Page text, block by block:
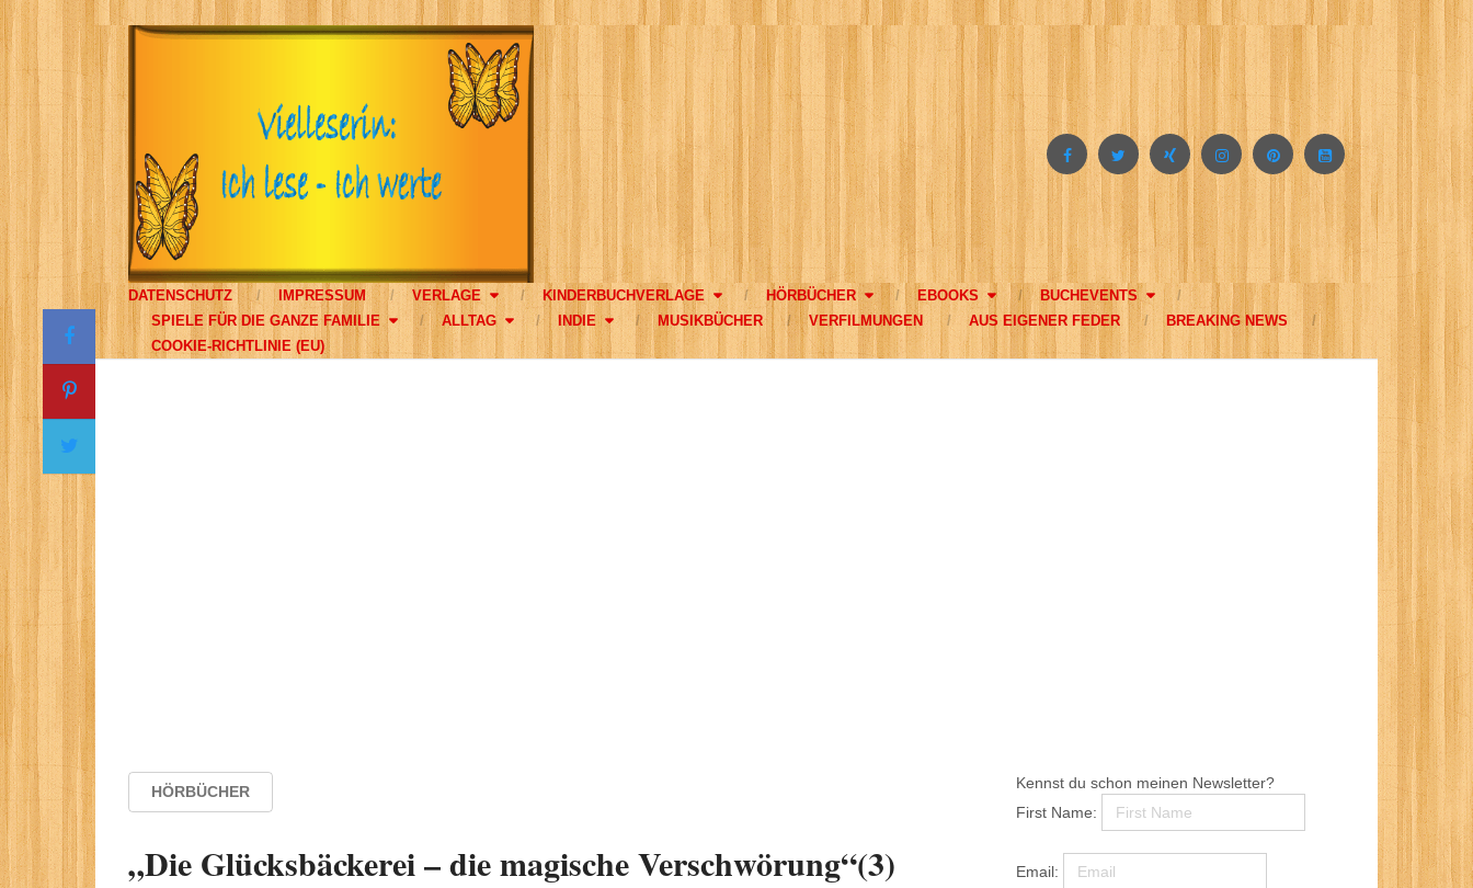
DATENSCHUTZ IMPRESSUM VERLAGE KINDERBUCHVERLAGE HÖRBÜCHER EBOOKS
BUCHEVENTS
SPIELE FÜR DIE GANZE FAMILIE
ALLTAG INDIE MUSIKBÜCHER VERFILMUNGEN AUS EIGENER FEDER
BREAKING NEWS
COOKIE-RICHTLINIE (EU)
HÖRBÜCHER
„Die Glücksbäckerei – die magische Verschwörung“(3)
Kennst du schon meinen Newsletter?
First Name:
Email: